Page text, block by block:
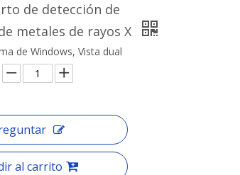
de detección de
metales de rayos X
de Windows, Vista dual
al carrito